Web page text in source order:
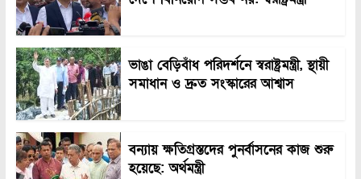
ভাঙা বেড়িবাঁধ পরিদর্শনে স্বরাষ্ট্রমন্ত্রী, স্থায়ী
সমাধান ও দ্রুত সংস্কারের আশ্বাস
বন্যায় ক্ষতিগ্রস্তদের পুনর্বাসনের কাজ শুরু
হয়েছে: অর্থমন্ত্রী